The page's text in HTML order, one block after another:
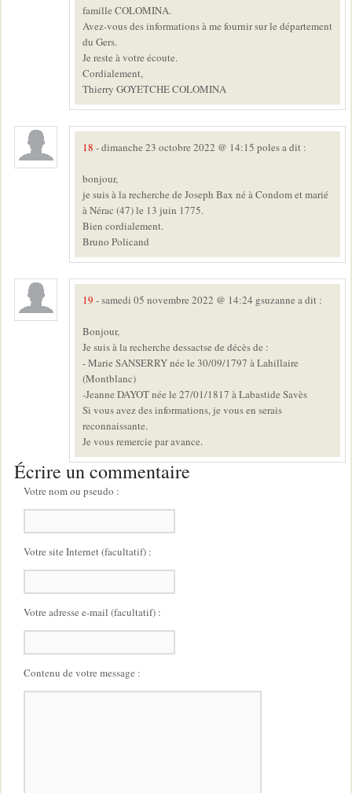
famille COLOMINA.
Avez-vous des informations à me fournir sur le département
du Gers.
Je reste à votre écoute.
Cordialement,
Thierry GOYETCHE COLOMINA
18 - dimanche 23 octobre 2022 @ 14:15 poles a dit :
bonjour,
je suis à la recherche de Joseph Bax né à Condom et marié
à Nérac (47) le 13 juin 1775.
Bien cordialement.
Bruno Policand
19 - samedi 05 novembre 2022 @ 14:24 gsuzanne a dit :
Bonjour,
Je suis à la recherche dessactse de décès de :
- Marie SANSERRY née le 30/09/1797 à Lahillaire
(Montblanc)
-Jeanne DAYOT née le 27/01/1817 à Labastide Savès
Si vous avez des informations, je vous en serais
reconnaissante.
Je vous remercie par avance.
Écrire un commentaire
Votre nom ou pseudo :
Votre site Internet (facultatif) :
Votre adresse e-mail (facultatif) :
Contenu de votre message :